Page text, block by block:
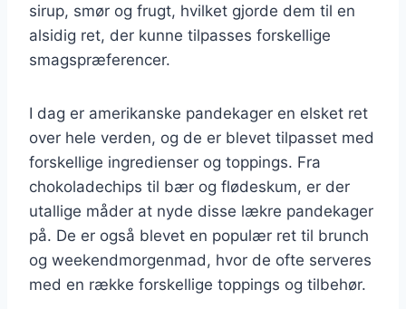
sirup, smør og frugt, hvilket gjorde dem til en
alsidig ret, der kunne tilpasses forskellige
smagspræferencer.
I dag er amerikanske pandekager en elsket ret
over hele verden, og de er blevet tilpasset med
forskellige ingredienser og toppings. Fra
chokoladechips til bær og flødeskum, er der
utallige måder at nyde disse lækre pandekager
på. De er også blevet en populær ret til brunch
og weekendmorgenmad, hvor de ofte serveres
med en række forskellige toppings og tilbehør.